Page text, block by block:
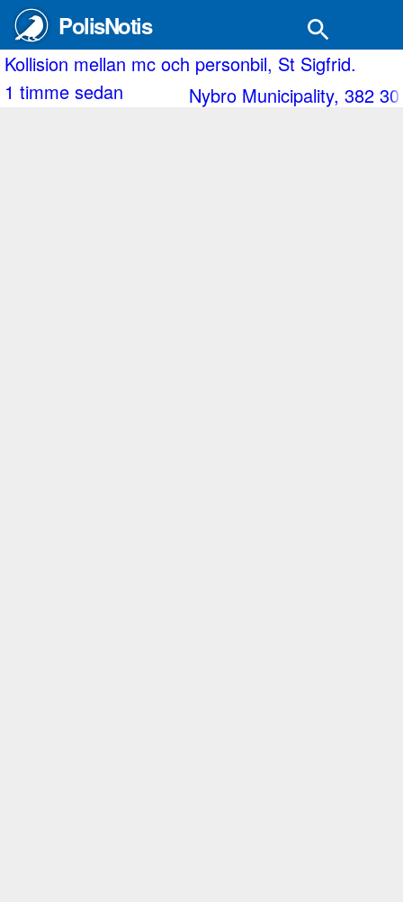
PolisNotis
Tre bilar inblandade i krock i korsningen mellan
1 timme sedan
Katrineholm